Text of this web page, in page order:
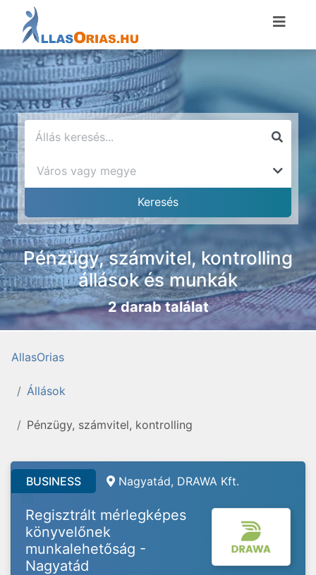
Pénzügy, számvitel, kontrolling
állások és munkák
2 darab találat
AllasOrias
Állások
Pénzügy, számvitel, kontrolling
BUSINESS Nagyatád, DRAWA Kft.
Regisztrált mérlegképes
könyvelőnek
munkalehetőság -
Nagyatád